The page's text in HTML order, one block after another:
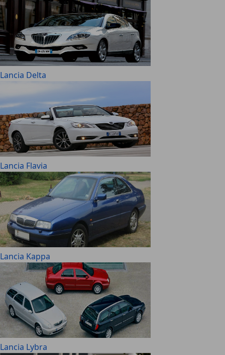
Lancia Delta
Lancia Flavia
Lancia Kappa
Lancia Lybra